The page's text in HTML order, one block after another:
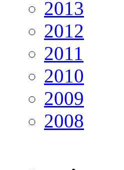
2013
2012
2011
2010
2009
2008